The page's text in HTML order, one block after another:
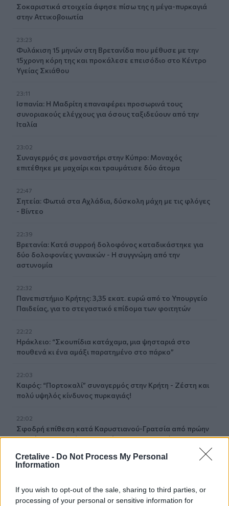
Cretalive - Do Not Process My Personal
Information
If you wish to opt-out of the sale, sharing to third parties, or
processing of your personal or sensitive information for
Σοκαριστικά στοιχεία άφησε πίσω της η μέγα-πυρκαγιά
στην Αττικοβοιωτία
23:23
Φυλάκιση 15 μηνών στη Βρετανίδα που μέθυσε με την
15χρονη κόρη της και προκάλεσε επεισόδιο στο Κέντρο
Υγείας Σκιάθου
23:11
Ισπανία: Η Μαδρίτη επαναφέρει προσωρινά τους
συνοριακούς ελέγχους για όσους ταξιδεύουν από την
Ιταλία
23:02
Συναγερμός σε μοναστήρι στην Κύπρο: Μοναχός
επιτέθηκε με μαχαίρι και τραυμάτισε δύο άτομα
22:47
Σητεία: Φωτιά στα Αχλάδια, δύσκολη μάχη με τις φλόγες
- Βίντεο
22:39
Βρετανία: Κατά συρροή δολοφόνος καταδικάστηκε για
δύο δολοφονίες γυναικών - Η συγγνώμη από την
αστυνομία
22:32
Πανεπιστήμιο Κρήτης: 3,35 εκατ. ευρώ από το Υπουργείο
Παιδείας, για το στεγαστικό επίδομα των φοιτητών
22:22
Ηράκλειο: “Σκουπίδια κατάχαμα, μια ψησταριά στο
πουθενά κι ένα αμάξι παρατημένο στο πάρκο”
22:03
Καιρός: “Πορτοκαλί” συναγερμός στην Κρήτη - Ζέστη και
πολύ υψηλός κίνδυνος πυρκαγιάς!
22:02
Σφοδρή επίθεση κατά Καρυστιανού-Γρατσία από πρώην
στελέχη: «Συνεχής εσωστρέφεια και τραγικά
Εφέδρων Αξιωματικών στον Καράβολα"